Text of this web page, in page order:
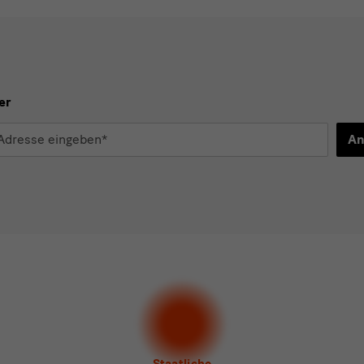
der Staatlichen Kunstsammlungen Dresden
Museum für Sächsische Volkskunst